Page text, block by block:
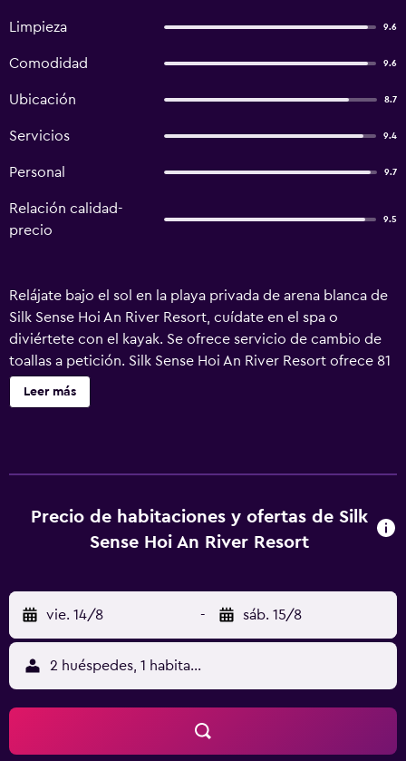
Limpieza 9.6
Comodidad 9.6
Ubicación 8.7
Servicios 9.4
Personal 9.7
Relación calidad-
precio
9.5
Relájate bajo el sol en la playa privada de arena blanca de
Silk Sense Hoi An River Resort, cuídate en el spa o
diviértete con el kayak. Se ofrece servicio de cambio de
toallas a petición. Silk Sense Hoi An River Resort ofrece 81
alojamientos con aire acondicionado, minibar (con
algunos artículos gratuitos) y caja fuerte. Las habitaciones
almohada. Se ofrece televisión por cable con canales de
suscripción. Los baños están dotados de albornoces,
gratis. Entre las comodidades especialmente pensadas
para las personas en viaje de negocios se incluyen
escritorio, sillas de oficina y teléfono. Las habitaciones
también incluyen periódicos gratuitos y botella de agua
gratuita. Es posible solicitar cambio de toallas y cambio
de sábanas. Se ofrece servicio nocturno de descubierta y
servicio de limpieza todos los días. En el alojamiento hay
piscina al aire libre y piscina infantil. Otros servicios de
Leer más
Precio de habitaciones y ofertas de Silk
Sense Hoi An River Resort
vie. 14/8 - sáb. 15/8
2 huéspedes, 1 habitación